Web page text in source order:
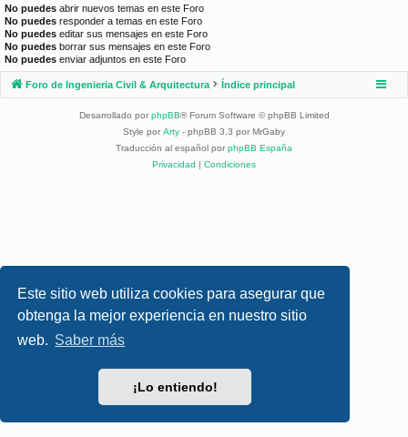
Este sitio web utiliza cookies para asegurar que
obtenga la mejor experiencia en nuestro sitio
web. Saber más
¡Lo entiendo!
No puedes abrir nuevos temas en este Foro
No puedes responder a temas en este Foro
No puedes editar sus mensajes en este Foro
No puedes borrar sus mensajes en este Foro
No puedes enviar adjuntos en este Foro
Foro de Ingenieria Civil & Arquitectura Índice principal
Desarrollado por phpBB® Forum Software © phpBB Limited
Style por Arty - phpBB 3.3 por MrGaby
Traducción al español por phpBB España
Privacidad | Condiciones